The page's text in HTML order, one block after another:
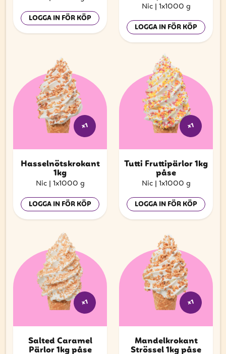
LOGGA IN FÖR KÖP
Nic | 1x1000 g
LOGGA IN FÖR KÖP
x1
Hasselnötskrokant
1kg
Nic | 1x1000 g
LOGGA IN FÖR KÖP
x1
Tutti Fruttipärlor 1kg
påse
Nic | 1x1000 g
LOGGA IN FÖR KÖP
x1
Salted Caramel
Pärlor 1kg påse
x1
Mandelkrokant
Strössel 1kg påse